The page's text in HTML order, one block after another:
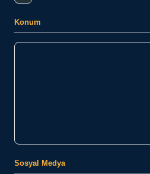
Konum
Sosyal Medya